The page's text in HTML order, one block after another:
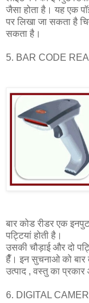
जैसा होता है। यह एक
पर लिखा जा सकता है
सकता है।
5. BAR CODE
बार कोड रीडर एक
पट्टियां होती है।
उसकी चौड़ाई और दो
हैँ। इन सुचनाओ को बार
उत्पाद , वस्तु का प्रकार
6. DIGITAL